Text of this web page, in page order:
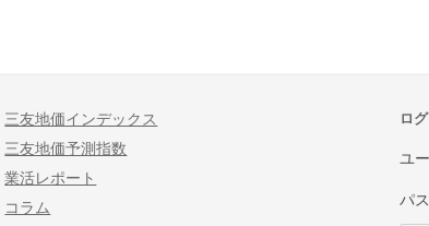
三友地価インデックス
三友地価予測指数
業活レポート
コラム
ロ
ユ
パ